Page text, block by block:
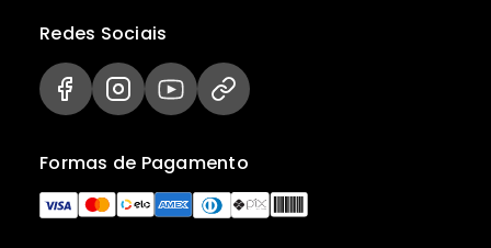
Formas de Pagamento
Redes Sociais